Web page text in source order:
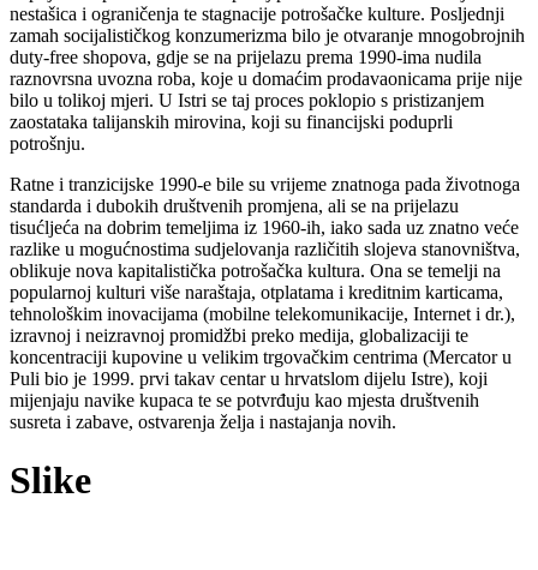
nestašica i ograničenja te stagnacije potrošačke kulture. Posljednji
zamah socijalističkog konzumerizma bilo je otvaranje mnogobrojnih
duty-free shopova, gdje se na prijelazu prema 1990-ima nudila
raznovrsna uvozna roba, koje u domaćim prodavaonicama prije nije
bilo u tolikoj mjeri. U Istri se taj proces poklopio s pristizanjem
zaostataka talijanskih mirovina, koji su financijski poduprli
potrošnju.
Ratne i tranzicijske 1990-e bile su vrijeme znatnoga pada životnoga
standarda i dubokih društvenih promjena, ali se na prijelazu
tisućljeća na dobrim temeljima iz 1960-ih, iako sada uz znatno veće
razlike u mogućnostima sudjelovanja različitih slojeva stanovništva,
oblikuje nova kapitalistička potrošačka kultura. Ona se temelji na
popularnoj kulturi više naraštaja, otplatama i kreditnim karticama,
tehnološkim inovacijama (mobilne telekomunikacije, Internet i dr.),
izravnoj i neizravnoj promidžbi preko medija, globalizaciji te
koncentraciji kupovine u velikim trgovačkim centrima (Mercator u
Puli bio je 1999. prvi takav centar u hrvatslom dijelu Istre), koji
mijenjaju navike kupaca te se potvrđuju kao mjesta društvenih
susreta i zabave, ostvarenja želja i nastajanja novih.
Slike